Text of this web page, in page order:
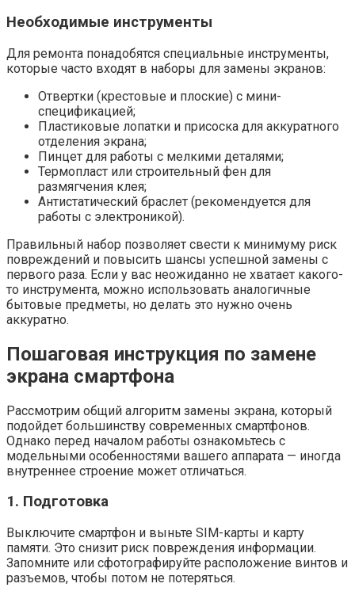
Необходимые инструменты
Для ремонта понадобятся специальные инструменты,
которые часто входят в наборы для замены экранов:
Отвертки (крестовые и плоские) с мини-
спецификацией;
Пластиковые лопатки и присоска для аккуратного
отделения экрана;
Пинцет для работы с мелкими деталями;
Термопласт или строительный фен для
размягчения клея;
Антистатический браслет (рекомендуется для
работы с электроникой).
Правильный набор позволяет свести к минимуму риск
повреждений и повысить шансы успешной замены с
первого раза. Если у вас неожиданно не хватает какого-
то инструмента, можно использовать аналогичные
бытовые предметы, но делать это нужно очень
аккуратно.
Пошаговая инструкция по замене
экрана смартфона
Рассмотрим общий алгоритм замены экрана, который
подойдет большинству современных смартфонов.
Однако перед началом работы ознакомьтесь с
модельными особенностями вашего аппарата — иногда
внутреннее строение может отличаться.
1. Подготовка
Выключите смартфон и выньте SIM-карты и карту
памяти. Это снизит риск повреждения информации.
Запомните или сфотографируйте расположение винтов и
разъемов, чтобы потом не потеряться.